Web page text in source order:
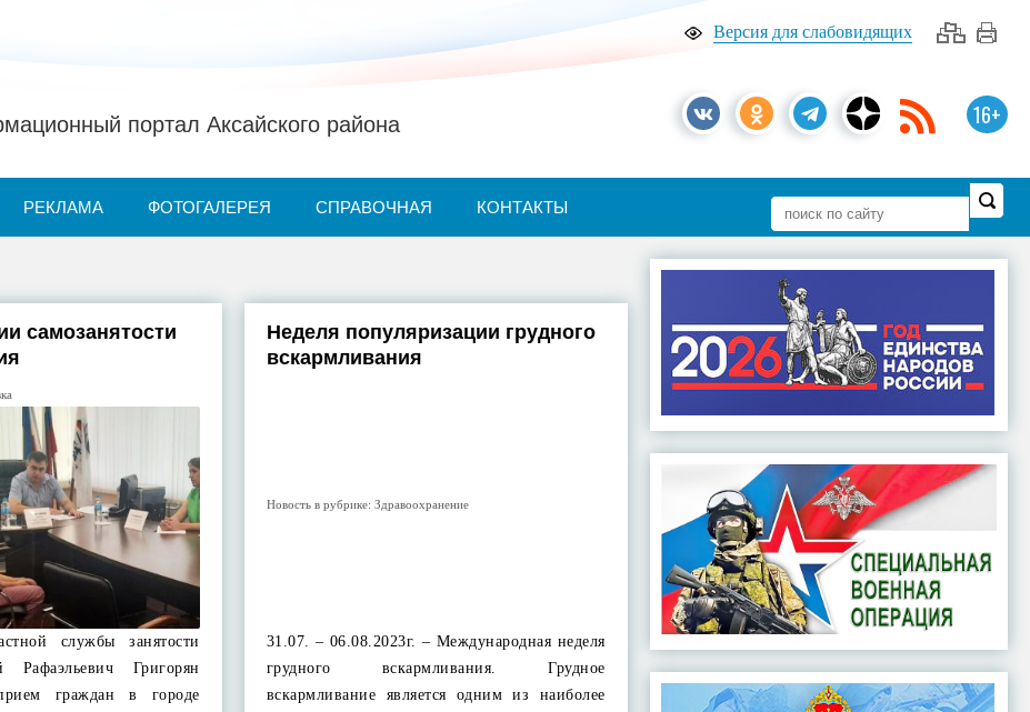
Версия для слабовидящих
16+
портал Аксайского района
РЕКЛАМА ФОТОГАЛЕРЕЯ СПРАВОЧНАЯ КОНТАКТЫ
самозанятости
службы занятости
Рафаэльевич Григорян
граждан в городе
Неделя популяризации грудного
вскармливания
Новость в рубрике: Здравоохранение
31.07. – 06.08.2023г. – Международная неделя
грудного вскармливания. Грудное
вскармливание является одним из наиболее